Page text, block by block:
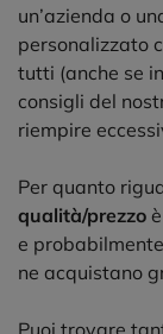
un’azienda o
personalizzato
tutti (anche se
consigli del
riempire
Per quanto
qualità/prezzo
e
ne acquistano
Puoi trovare